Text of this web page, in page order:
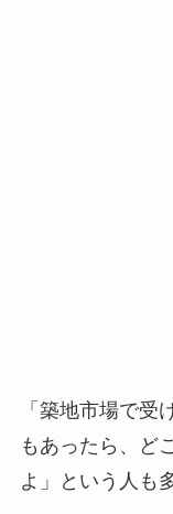
「築地市場で受
もあったら、ど
よ」という人も